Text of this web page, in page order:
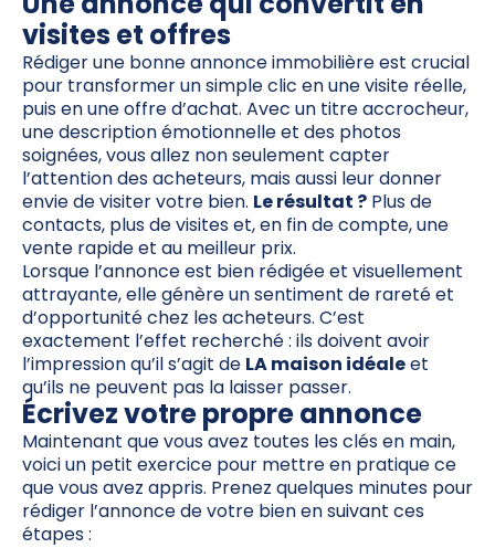
visites et offres
Rédiger une bonne annonce immobilière est crucial
pour transformer un simple clic en une visite réelle,
puis en une offre d’achat. Avec un titre accrocheur,
une description émotionnelle et des photos
soignées, vous allez non seulement capter
l’attention des acheteurs, mais aussi leur donner
envie de visiter votre bien. Le résultat ? Plus de
contacts, plus de visites et, en fin de compte, une
vente rapide et au meilleur prix.
Lorsque l’annonce est bien rédigée et visuellement
attrayante, elle génère un sentiment de rareté et
d’opportunité chez les acheteurs. C’est
exactement l’effet recherché : ils doivent avoir
l’impression qu’il s’agit de LA maison idéaleet
qu’ils ne peuvent pas la laisser passer.
Écrivez votre propre annonce
Maintenant que vous avez toutes les clés en main,
voici un petit exercice pour mettre en pratique ce
que vous avez appris. Prenez quelques minutes pour
rédiger l’annonce de votre bien en suivant ces
étapes :